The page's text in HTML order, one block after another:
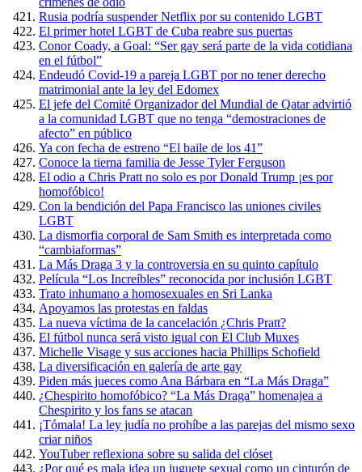
Rusia podría suspender Netflix por su contenido LGBT
El primer hotel LGBT de Cuba reabre sus puertas
Conor Coady, a Goal: “Ser gay será parte de la vida cotidiana
en el fútbol”
Endeudó Covid-19 a pareja LGBT por no tener derecho
matrimonial ante la ley del Edomex
El jefe del Comité Organizador del Mundial de Qatar advirtió
a la comunidad LGBT que no tenga “demostraciones de
afecto” en público
Ya con fecha de estreno “El baile de los 41”
Conoce la tierna familia de Jesse Tyler Ferguson
El odio a Chris Pratt no solo es por Donald Trump ¡es por
homofóbico!
Con la bendición del Papa Francisco las uniones civiles
LGBT
La dismorfia corporal de Sam Smith es interpretada como
“cambiaformas”
La Más Draga 3 y la controversia en su quinto capítulo
Película “Los Increíbles” reconocida por inclusión LGBT
Trato inhumano a homosexuales en Sri Lanka
Apoyamos las protestas en faldas
La nueva víctima de la cancelación ¿Chris Pratt?
El fútbol nunca será visto igual con El Club Muxes
Michelle Visage y sus acciones hacia Phillips Schofield
La diversificación en galería de arte gay
Piden más jueces como Ana Bárbara en “La Más Draga”
¿Chespirito homofóbico? “La Más Draga” homenajea a
Chespirito y los fans se atacan
¡Tómala! La ley judía no prohíbe a las parejas del mismo sexo
criar niños
YouTuber reflexiona sobre su salida del clóset
¿Por qué es mala idea un juguete sexual como un cinturón de